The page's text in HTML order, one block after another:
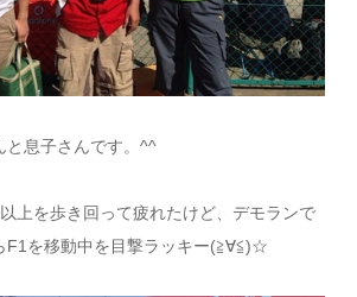
と息子さんです。^^
上を歩き回って疲れたけど、デモランで
F1を移動中を目撃ラッキー(≧∀≦)☆